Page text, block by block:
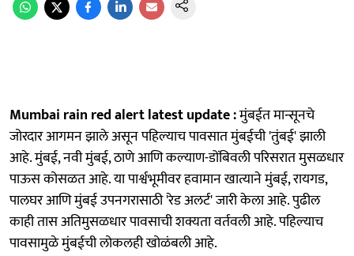
Mumbai rain red alert latest update :मुंबईत मान्सूनचे
जोरदार आगमन झाले असून पहिल्याच पावसात मुंबईची 'तुंबई' झाली
आहे. मुंबई, नवी मुंबई, ठाणे आणि कल्याण-डोंबिवली परिसरात मुसळधार
पाऊस कोसळत आहे. या पार्श्वभूमीवर हवामान खात्याने मुंबई, रायगड,
पालघर आणि मुंबई उपनगरासाठी 'रेड अलर्ट' जारी केला आहे. पुढील
काही तास अतिमुसळधार पावसाची शक्यता वर्तवली आहे. पहिल्याच
पावसामुळे मुंबईची लोकलही खोळंबली आहे.